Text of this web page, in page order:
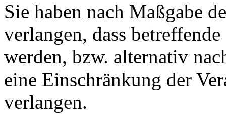
Sie haben nach Maßgabe
verlangen, dass
werden, bzw. alternativ
eine Einschränkung der
verlangen.